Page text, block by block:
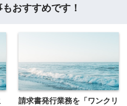
おすすめです！
請求書発行業務を「ワンクリ